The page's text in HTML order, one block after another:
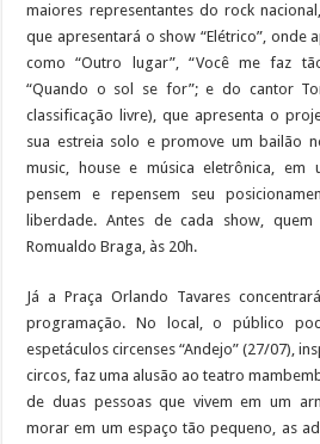
maiores representantes do rock
que apresentará o show “Elétrico”, onde
como “Outro lugar”, “Você me faz
“Quando o sol se for”; e do cantor
classificação livre), que apresenta o
sua estreia solo e promove um bailão
music, house e música eletrônica,
pensem e repensem seu
liberdade. Antes de cada show,
Romualdo Braga, às 20h.
Já a Praça Orlando Tavares
programação. No local, o público
espetáculos circenses “Andejo” (27/07),
circos, faz uma alusão ao teatro
de duas pessoas que vivem em um
morar em um espaço tão pequeno, as